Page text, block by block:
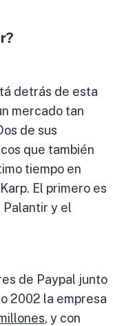
detrás de esta
mercado tan
de sus
que también
tiempo en
El primero es
y el
de Paypal junto
2002 la empresa
, y con